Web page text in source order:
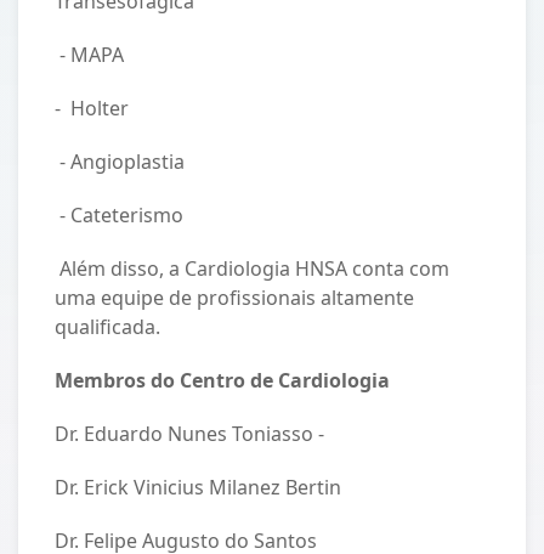
- MAPA
- Holter
- Angioplastia
- Cateterismo
Além disso, a Cardiologia HNSA conta com
uma equipe de profissionais altamente
qualificada.
Membros do Centro de Cardiologia
Dr. Eduardo Nunes Toniasso -
Dr. Erick Vinicius Milanez Bertin
Dr. Felipe Augusto do Santos